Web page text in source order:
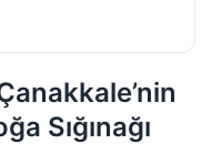
Sığınağı